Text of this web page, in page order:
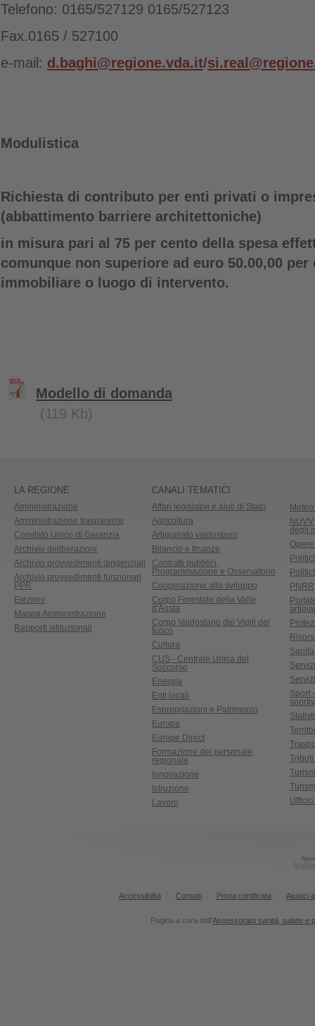
Telefono: 0165/527129 0165/527123
Fax.0165 / 527100
e-mail: d.baghi@regione.vda.it/
Modulistica
Richiesta di contributo per enti privati o
(abbattimento barriere architettoniche)
in misura pari al 75 per cento della spesa
comunque non superiore ad euro 50.00,00
immobiliare o luogo di intervento.
Modello di domanda
(119 Kb)
LA REGIONE
Amministrazione
Amministrazione trasparente
Comitato Unico di Garanzia
Archivio deliberazioni
Archivio provvedimenti dirigenziali
Archivio provvedimenti funzionari
PPR
Elezioni
Mappa Amministrazione
Rapporti istituzionali
CANALI TEMATICI
Affari legislativi e aiuti di Stato
Agricoltura
Artigianato valdostano
Bilancio e finanze
Contratti pubblici,
Programmazione e Osservatorio
Cooperazione allo sviluppo
Corpo Forestale della Valle
d'Aosta
Corpo Valdostano dei Vigili del
fuoco
Cultura
CUS - Centrale Unica del
Soccorso
Energia
Enti locali
Espropriazioni e Patrimonio
Europa
Europe Direct
Formazione del personale
regionale
Innovazione
Istruzione
Lavoro
degli
PNRR
Sanità
Sport
Accessibilità Contatti Posta certificata Aiutaci
Pagina a cura dell'Assessorato sanità, salute e